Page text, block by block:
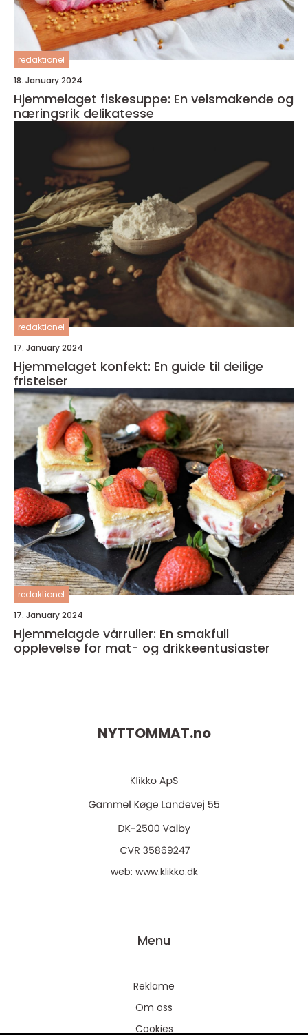
redaktionel
18. January 2024
Hjemmelaget fiskesuppe: En velsmakende og
næringsrik delikatesse
redaktionel
17. January 2024
Hjemmelaget konfekt: En guide til deilige
fristelser
redaktionel
17. January 2024
Hjemmelagde vårruller: En smakfull
opplevelse for mat- og drikkeentusiaster
NYTTOMMAT.no
web: www.klikko.dk
Menu
Reklame
Om oss
Cookies